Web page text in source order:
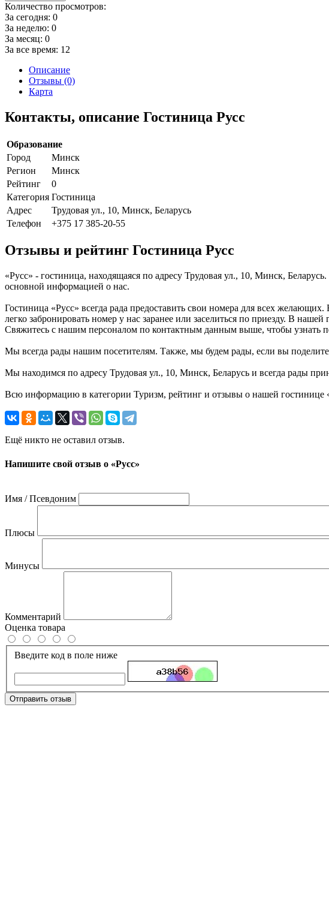
Количество просмотров:
За сегодня: 0
За неделю: 0
За месяц: 0
За все время: 12
Описание
Отзывы (0)
Карта
Контакты, описание Гостиница Русс
Образование
Город
Минск
Регион
Минск
Рейтинг
0
Категория Гостиница
Адрес
Трудовая ул., 10, Минск, Беларусь
Телефон
+375 17 385-20-55
Отзывы и рейтинг Гостиница Русс
«Русс» - гостиница, находящаяся по адресу Трудовая ул., 10, Минск,
основной информацией о нас.
Гостиница «Русс» всегда рада предоставить свои номера для всех
легко забронировать номер у нас заранее или заселиться по приезду. В
Свяжитесь с нашим персоналом по контактным данным выше, чтобы узнать
Мы всегда рады нашим посетителям. Также, мы будем рады, если вы
Мы находимся по адресу Трудовая ул., 10, Минск, Беларусь и всегда рады
Всю информацию в категории Туризм, рейтинг и отзывы о нашей гостинице
Ещё никто не оставил отзыв.
Напишите свой отзыв о «Русс»
Имя / Псевдоним
Плюсы
Минусы
Комментарий
Оценка товара
Введите код в поле ниже
Отправить отзыв